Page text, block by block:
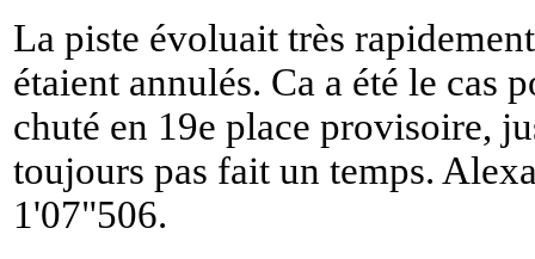
La piste évoluait très
étaient annulés. Ca a été le cas
chuté en 19e place provisoire,
toujours pas fait un temps.
1'07"506.